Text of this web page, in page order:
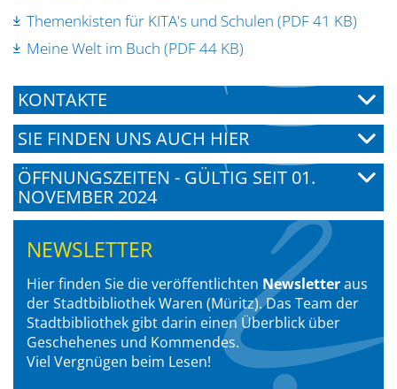
Themenkisten für KITA's und Schulen (PDF 41 KB)
Meine Welt im Buch (PDF 44 KB)
KONTAKTE
SIE FINDEN UNS AUCH HIER
ÖFFNUNGSZEITEN - GÜLTIG SEIT 01.
NOVEMBER 2024
NEWSLETTER
Hier finden Sie die veröffentlichten Newsletteraus
der Stadtbibliothek Waren (Müritz). Das Team der
Stadtbibliothek gibt darin einen Überblick über
Geschehenes und Kommendes.
Viel Vergnügen beim Lesen!